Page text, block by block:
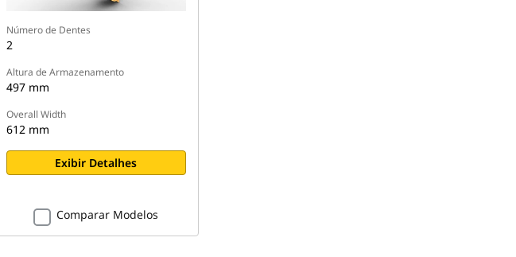
Número de Dentes
2
Altura de Armazenamento
497 mm
Overall Width
612 mm
Exibir Detalhes
Comparar Modelos